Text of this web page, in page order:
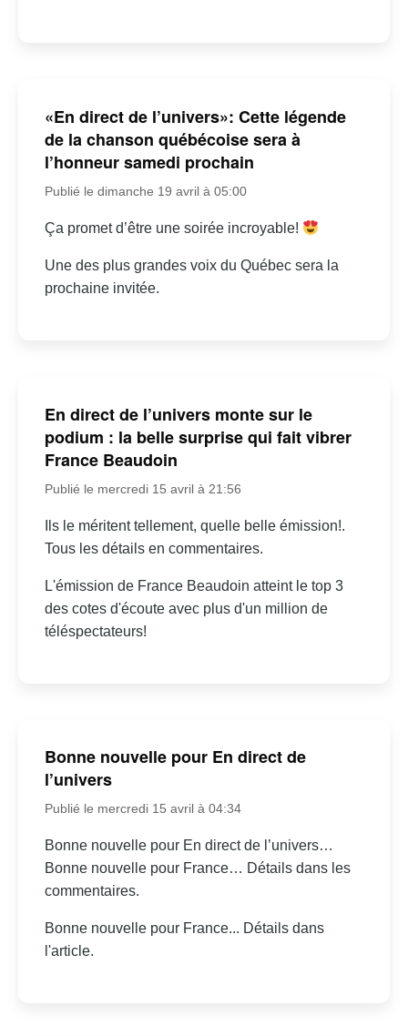
«En direct de l’univers»: Cette légende
de la chanson québécoise sera à
l’honneur samedi prochain
Publié le dimanche 19 avril à 05:00
Ça promet d’être une soirée incroyable!
Une des plus grandes voix du Québec sera la
prochaine invitée.
En direct de l’univers monte sur le
podium : la belle surprise qui fait vibrer
France Beaudoin
Publié le mercredi 15 avril à 21:56
Ils le méritent tellement, quelle belle émission!.
Tous les détails en commentaires.
L'émission de France Beaudoin atteint le top 3
des cotes d'écoute avec plus d'un million de
téléspectateurs!
Bonne nouvelle pour En direct de
l’univers
Publié le mercredi 15 avril à 04:34
Bonne nouvelle pour En direct de l’univers…
Bonne nouvelle pour France… Détails dans les
commentaires.
Bonne nouvelle pour France... Détails dans
l'article.